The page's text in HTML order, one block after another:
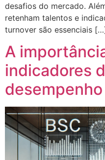
desafios do mercado.
retenham talentos e
turnover são essenciais
A
indicadores
desempenho